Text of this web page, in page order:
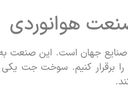
هوانوردی
صنایع جهان است. این صنعت
را برقرار کنیم. سوخت جت